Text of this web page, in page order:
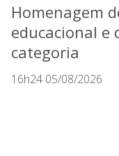
Homenagem
educacional e
categoria
16h24 05/08/2026